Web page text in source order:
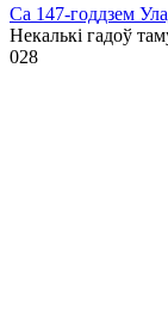
Са 147-годдзем
Некалькі гадоў
028